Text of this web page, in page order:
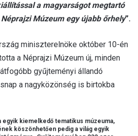
a magyarságot megtartó
Múzeum egy újabb őrhely”.
miniszterelnöke október 10-én
a Néprajzi Múzeum új, minden
gyűjteményi állandó
a nagyközönség is birtokba
egyik kiemelkedő tematikus múzeuma,
köszönhetően pedig a világ egyik